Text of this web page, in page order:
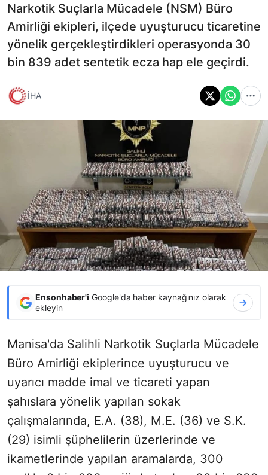
Narkotik Suçlarla Mücadele (NSM) Büro
Amirliği ekipleri, ilçede uyuşturucu ticaretine
yönelik gerçekleştirdikleri operasyonda 30
bin 839 adet sentetik ecza hap ele geçirdi.
İHA
Ensonhaber'i Google'da haber kaynağınız olarak
ekleyin
Manisa'da Salihli Narkotik Suçlarla Mücadele
Büro Amirliği ekiplerince uyuşturucu ve
uyarıcı madde imal ve ticareti yapan
şahıslara yönelik yapılan sokak
çalışmalarında, E.A. (38), M.E. (36) ve S.K.
(29) isimli şüphelilerin üzerlerinde ve
ikametlerinde yapılan aramalarda, 300